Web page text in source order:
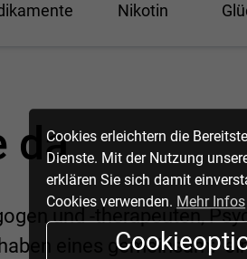
Cookies erleichtern die
Dienste. Mit der Nutzung
erklären Sie sich damit
Cookies verwenden. Mehr Infos
Nikotin
da
und -therapeuten,
eines gemeinsam: